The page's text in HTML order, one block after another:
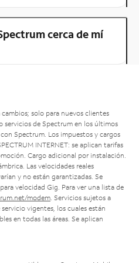
cerca de mí
solo para nuevos clientes
servicios de Spectrum en los últimos
Spectrum. Los impuestos y cargos
INTERNET: se aplican tarifas
Cargo adicional por instalación.
Las velocidades reales
y no están garantizadas. Se
velocidad Gig. Para ver una lista de
modem . Servicios sujetos a
vigentes, los cuales están
en todas las áreas. Se aplican